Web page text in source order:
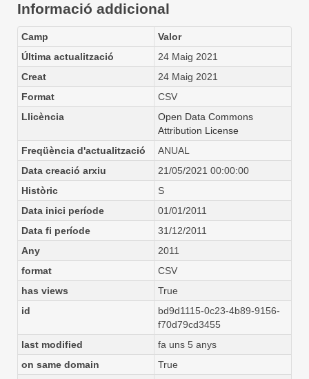
Informació addicional
Camp
Valor
Última actualització
24 Maig 2021
Creat
24 Maig 2021
Format
CSV
Llicència
Open Data Commons
Attribution License
Freqüència d'actualització
ANUAL
Data creació arxiu
21/05/2021 00:00:00
Històric
S
Data inici període
01/01/2011
Data fi període
31/12/2011
Any
2011
format
CSV
has views
True
id
bd9d1115-0c23-4b89-9156-
f70d79cd3455
last modified
fa uns 5 anys
on same domain
True